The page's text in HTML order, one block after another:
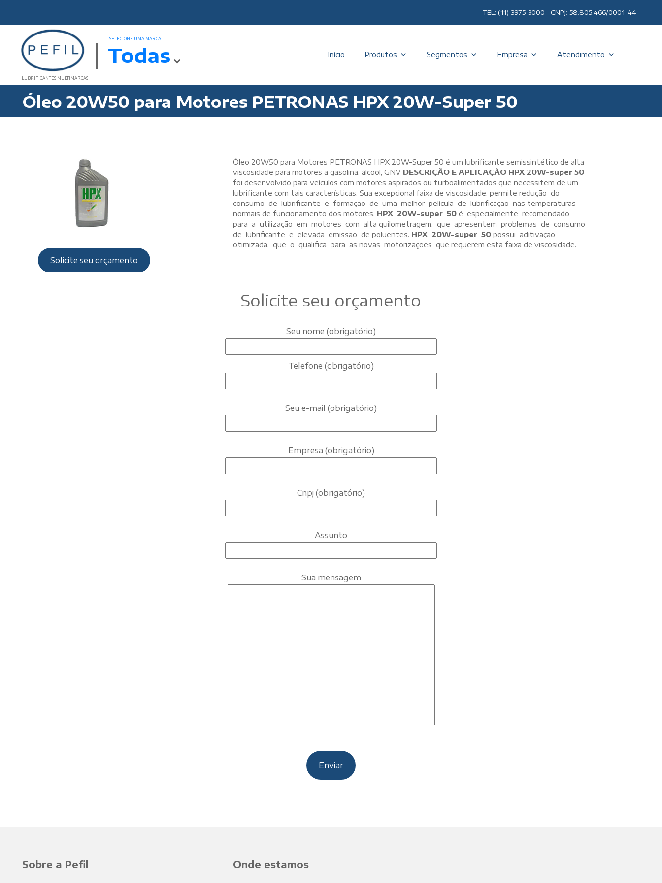
TEL: (11) 3975-3000 CNPJ: 58.805.466/0001-44
LUBRIFICANTES MULTIMARCAS
SELECIONE UMA MARCA:
Todas Início Produtos Segmentos Empresa Atendimento
Óleo 20W50 para Motores PETRONAS HPX 20W-Super 50
Solicite seu orçamento
Óleo 20W50 para Motores PETRONAS HPX 20W-Super 50 é um lubrificante semissintético de alta
viscosidade para motores a gasolina, álcool, GNV DESCRIÇÃO E APLICAÇÃO HPX 20W-super 50
foi desenvolvido para veículos com motores aspirados ou turboalimentados que necessitem de um
lubrificante com tais características. Sua excepcional faixa de viscosidade, permite redução do
consumo de lubrificante e formação de uma melhor película de lubrificação nas temperaturas
normais de funcionamento dos motores. HPX 20W-super 50 é especialmente recomendado
para a utilização em motores com alta quilometragem, que apresentem problemas de consumo
de lubrificante e elevada emissão de poluentes. HPX 20W-super 50 possui aditivação
otimizada, que o qualifica para as novas motorizações que requerem esta faixa de viscosidade.
Solicite seu orçamento
Seu nome (obrigatório)
Telefone (obrigatório)
Seu e-mail (obrigatório)
Empresa (obrigatório)
Cnpj (obrigatório)
Assunto
Sua mensagem
Sobre a Pefil Onde estamos